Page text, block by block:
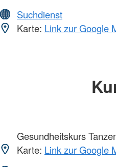
Suchdienst
Karte: Link zur Google
Gesundheitskurs
Karte: Link zur Google